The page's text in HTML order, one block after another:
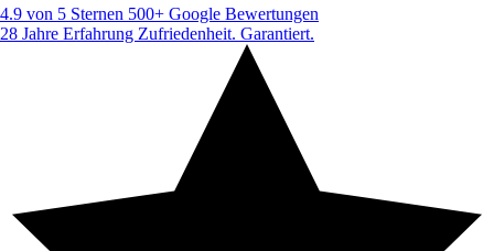
4.9 von 5 Sternen 500+ Google Bewertungen
28 Jahre Erfahrung Zufriedenheit. Garantiert.